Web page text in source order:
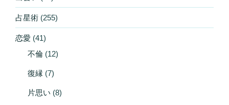
占星術 (255)
恋愛 (41)
不倫 (12)
復縁 (7)
片思い (8)